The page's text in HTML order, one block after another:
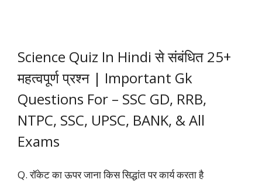
Science Quiz In Hindi से संबंधित 25+
महत्वपूर्ण प्रश्न | Important Gk
Questions For – SSC GD, RRB,
NTPC, SSC, UPSC, BANK, & All
Exams
Q. रॉकेट का ऊपर जाना किस सिद्धांत पर कार्य करता है